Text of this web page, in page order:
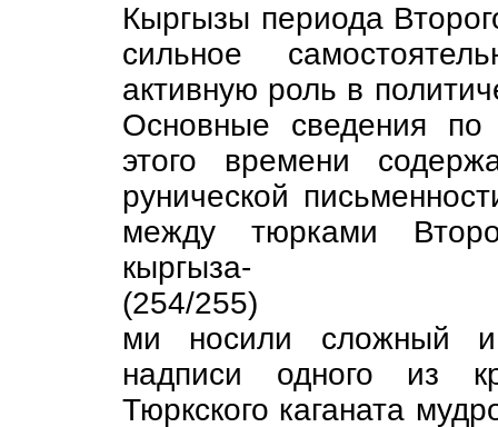
Кыргызы периода
сильное
активную роль в
Основные сведения по
этого времени
рунической
между тюрками
кыргыза-
(254/255)
ми носили сложный и
надписи одного из
Тюркского каганата